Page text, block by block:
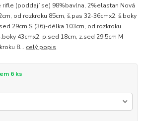
(poddají se) 98%bavlna, 2%elastan Nová
od rozkroku 85cm, š.pas 32-36cmx2, š.boky
29cm S (36)-délka 103cm, od rozkroku
43cmx2, p.sed 18cm, z.sed 29,5cm M
8... celý popis
6 ks